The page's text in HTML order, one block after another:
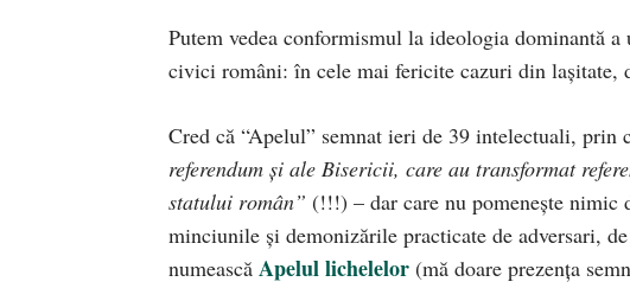
Putem vedea conformismul la ideologia dominantă
civici români: în cele mai fericite cazuri din lașitate,
Cred că “Apelul” semnat ieri de 39 intelectuali, prin
referendum și ale Bisericii, care au transformat
statului român” (!!!) – dar care nu pomenește nimic
minciunile și demonizările practicate de adversari,
numească Apelul lichelelor (mă doare prezența